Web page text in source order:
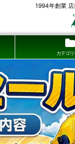
1994年創業
カテゴ